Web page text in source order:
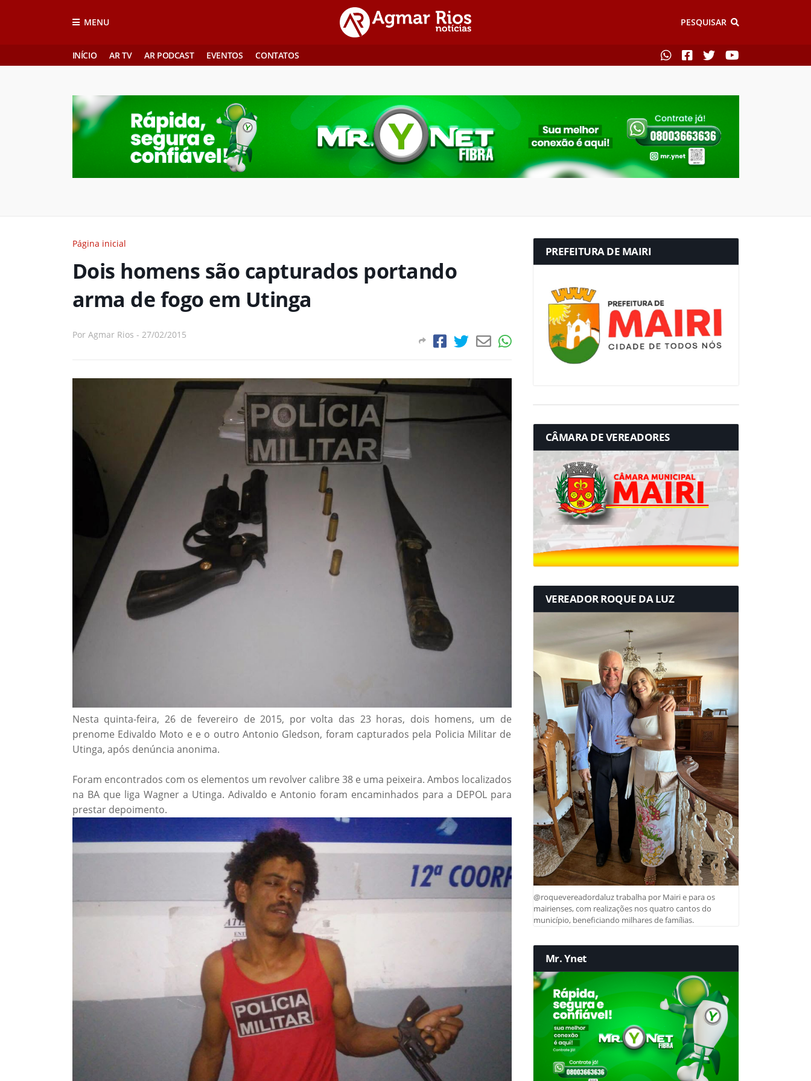
MENU PESQUISAR
INÍCIO AR TV AR PODCAST EVENTOS CONTATOS
Página inicial
Dois homens são capturados portando
arma de fogo em Utinga
Por Agmar Rios - 27/02/2015
Nesta quinta-feira, 26 de fevereiro de 2015, por volta das 23 horas, dois homens, um de
prenome Edivaldo Moto e e o outro Antonio Gledson, foram capturados pela Policia Militar de
Utinga, após denúncia anonima.
Foram encontrados com os elementos um revolver calibre 38 e uma peixeira. Ambos localizados
na BA que liga Wagner a Utinga. Adivaldo e Antonio foram encaminhados para a DEPOL para
prestar depoimento.
PREFEITURA DE MAIRI
CÂMARA DE VEREADORES
VEREADOR ROQUE DA LUZ
@roquevereadordaluz trabalha por Mairi e para os
mairienses, com realizações nos quatro cantos do
município, beneficiando milhares de famílias.
Mr. Ynet